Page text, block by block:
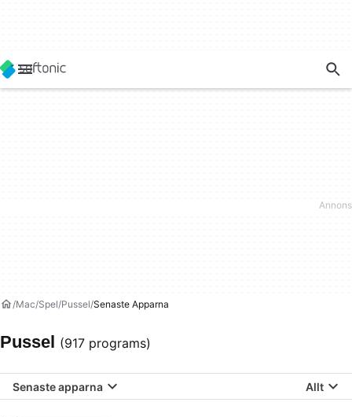
Mac Spel Pussel Senaste Apparna
Pussel (917 programs)
Senaste apparna Allt